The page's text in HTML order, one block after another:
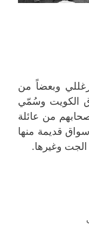
وبعضاً من
الكويت وسُمّي
من عائلة
قديمة منها
وغيرها.